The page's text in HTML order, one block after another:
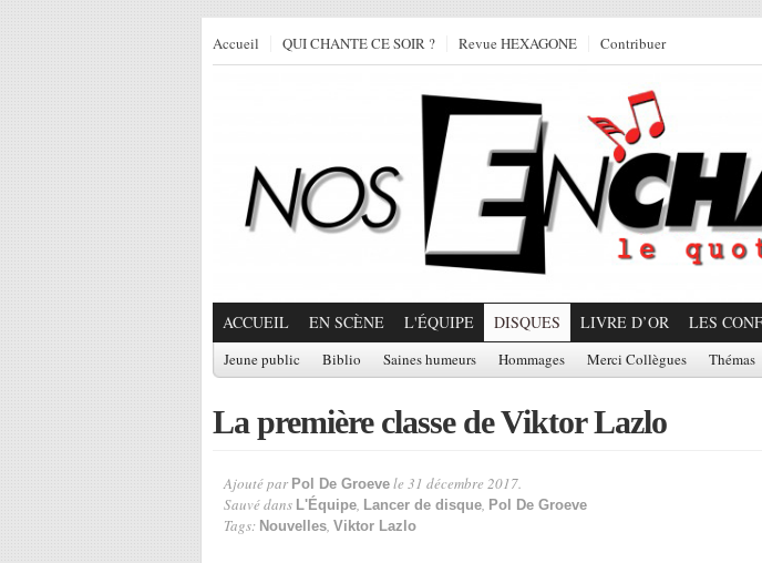
Accueil QUI CHANTE CE SOIR ? Revue HEXAGONE Contribuer
ACCUEIL EN SCÈNE L'ÉQUIPE DISQUES LIVRE D’OR LES
Jeune public Biblio Saines humeurs Hommages Merci Collègues Thémas
La première classe de Viktor Lazlo
Ajouté par Pol De Groeve le 31 décembre 2017.
Sauvé dans L'Équipe, Lancer de disque, Pol De Groeve
Tags: Nouvelles, Viktor Lazlo